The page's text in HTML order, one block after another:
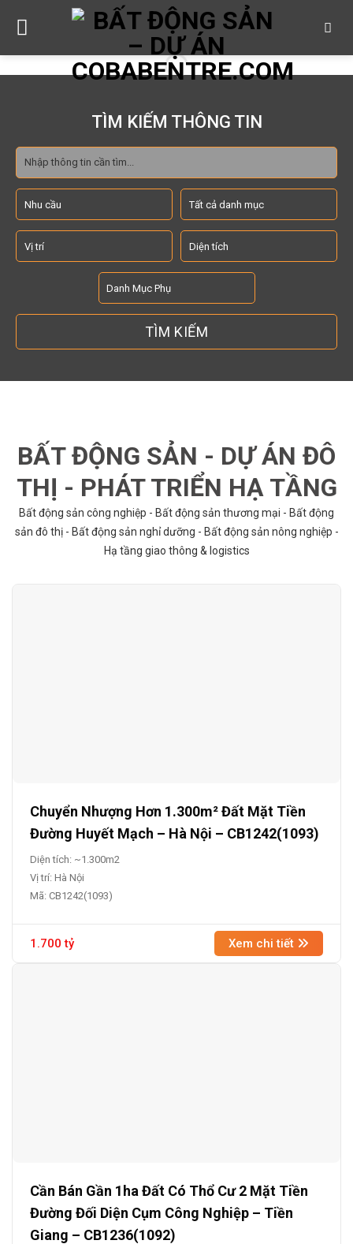
TÌM KIẾM THÔNG TIN
BẤT ĐỘNG SẢN - DỰ ÁN ĐÔ
THỊ - PHÁT TRIỂN HẠ TẦNG
Bất động sản công nghiệp - Bất động sản thương mại - Bất động
sản đô thị - Bất động sản nghỉ dưỡng - Bất động sản nông nghiệp -
Hạ tầng giao thông & logistics
Chuyển Nhượng Hơn 1.300m² Đất Mặt Tiền
Đường Huyết Mạch – Hà Nội – CB1242(1093)
Diện tích: ~1.300m2
Vị trí: Hà Nội
Mã: CB1242(1093)
1.700 tỷ Xem chi tiết
Cần Bán Gần 1ha Đất Có Thổ Cư 2 Mặt Tiền
Đường Đối Diện Cụm Công Nghiệp – Tiền
Giang – CB1236(1092)